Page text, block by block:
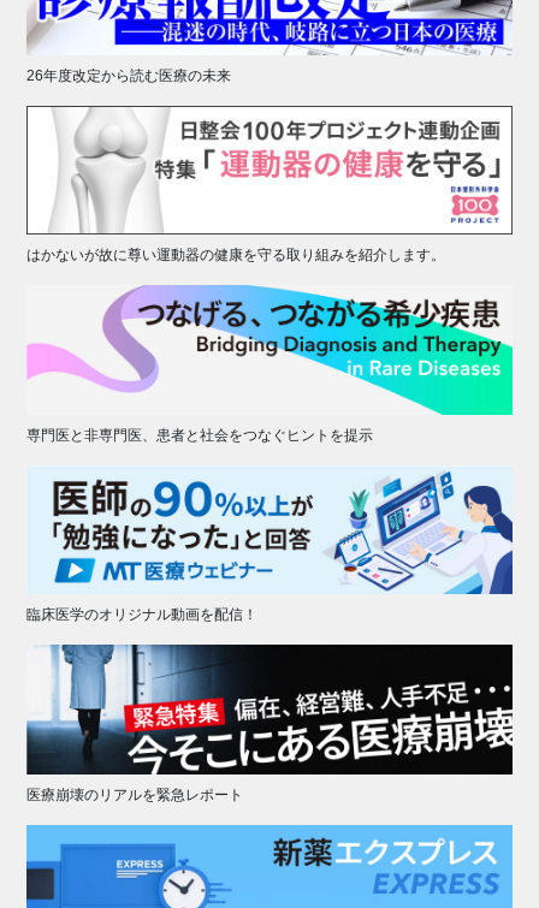
26年度改定から読む医療の未来
はかないが故に尊い運動器の健康を守る取り組みを紹介します。
専門医と非専門医、患者と社会をつなぐヒントを提示
臨床医学のオリジナル動画を配信！
医療崩壊のリアルを緊急レポート